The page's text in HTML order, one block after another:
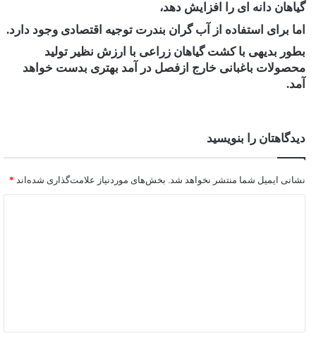
گیاهان دانه ای را افزایش دهد،
اما برای استفاده از آب گران بندرت توجیه اقتصادی وجود دارد.
بطور بدیهی با کشت گیاهان زراعی با ارزش نظیر تولید
محصولات باغبانی خارج ازفصل در آمد بهتری بدست خواهد
آمد.
دیدگاهتان را بنویسید
نشانی ایمیل شما منتشر نخواهد شد. بخش‌های موردنیاز علامت‌گذاری شده‌اند *